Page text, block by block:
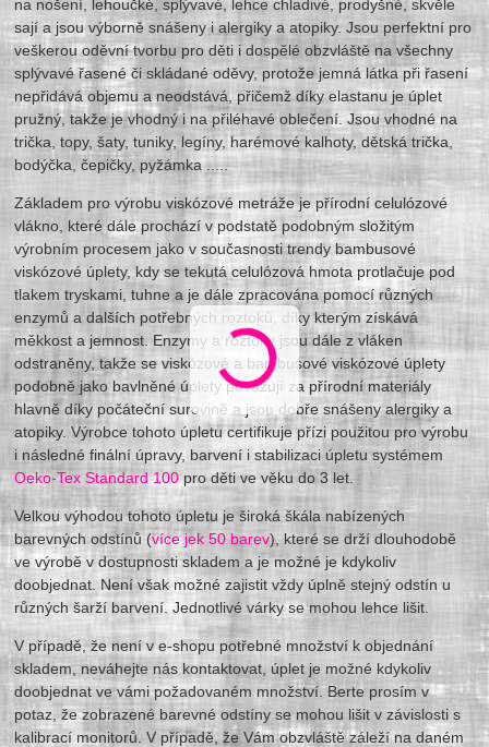
na nošení, lehoučké, splývavé, lehce chladivé, prodyšné, skvěle
sají a jsou výborně snášeny i alergiky a atopiky. Jsou perfektní pro
veškerou oděvní tvorbu pro děti i dospělé obzvláště na všechny
splývavé řasené či skládané oděvy, protože jemná látka při řasení
nepřidává objemu a neodstává, přičemž díky elastanu je úplet
pružný, takže je vhodný i na přiléhavé oblečení. Jsou vhodné na
trička, topy, šaty, tuniky, legíny, harémové kalhoty, dětská trička,
bodýčka, čepičky, pyžámka .....
Základem pro výrobu viskózové metráže je přírodní celulózové
vlákno, které dále prochází v podstatě podobným složitým
výrobním procesem jako v současnosti trendy bambusové
viskózové úplety, kdy se tekutá celulózová hmota protlačuje pod
tlakem tryskami, tuhne a je dále zpracována pomocí různých
enzymů a dalších potřebných roztoků, díky kterým získává
měkkost a jemnost. Enzymy a roztoky jsou dále z vláken
odstraněny, takže se viskózové a bambusové viskózové úplety
podobně jako bavlněné úplety považují za přírodní materiály
hlavně díky počáteční surovině a jsou dobře snášeny alergiky a
atopiky. Výrobce tohoto úpletu certifikuje přízi použitou pro výrobu
i následné finální úpravy, barvení i stabilizaci úpletu systémem
Oeko-Tex Standard 100pro děti ve věku do 3 let.
Velkou výhodou tohoto úpletu je široká škála nabízených
barevných odstínů (více jek 50 barev), které se drží dlouhodobě
ve výrobě v dostupnosti skladem a je možné je kdykoliv
doobjednat. Není však možné zajistit vždy úplně stejný odstín u
různých šarží barvení. Jednotlivé várky se mohou lehce lišit.
V případě, že není v e-shopu potřebné množství k objednání
skladem, neváhejte nás kontaktovat, úplet je možné kdykoliv
doobjednat ve vámi požadovaném množství. Berte prosím v
potaz, že zobrazené barevné odstíny se mohou lišit v závislosti s
kalibrací monitorů. V případě, že Vám obzvláště záleží na daném